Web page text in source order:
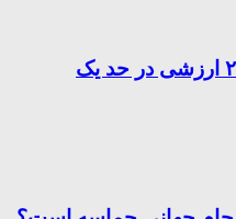
رونالدو: قهرمانی در یورو ۲۰۱۶ ارزشی در حد یک